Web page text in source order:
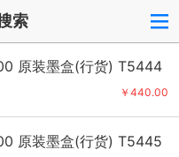
索
原装墨盒(行货) T5444
￥440.00
原装墨盒(行货) T5445